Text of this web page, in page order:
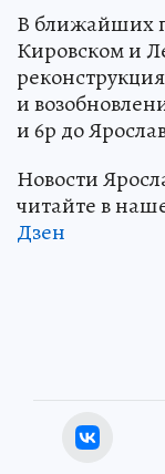
В ближайших
Кировском и
и
и 6р до
Новости
читайте в
Дзен